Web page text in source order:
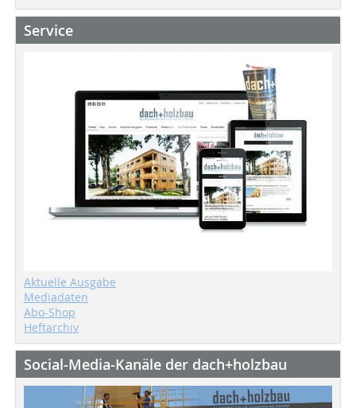
Service
Aktuelle Ausgabe
Mediadaten
Abo-Shop
Heftarchiv
Social-Media-Kanäle der dach+holzbau